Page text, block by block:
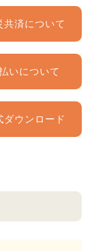
共済について
いについて
ダウンロード